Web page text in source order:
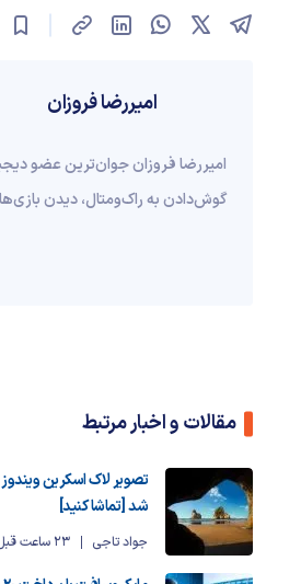
امیررضا فروزان
امیررضا فروزان جوان‌ترین عضو
گوش‌دادن به راک‌ومتال، دیدن
مقالات و اخبار مرتبط
شد [تماشا کنید]
جواد تاجی 23 ساعت قبل